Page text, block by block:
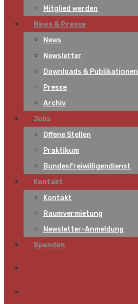
Mitglied werden
News & Presse
News
Newsletter
Downloads & Publikationen
Presse
Archiv
Jobs
Offene Stellen
Praktikum
Bundesfreiwilligendienst
Kontakt
Kontakt
Raumvermietung
Newsletter-Anmeldung
Spenden